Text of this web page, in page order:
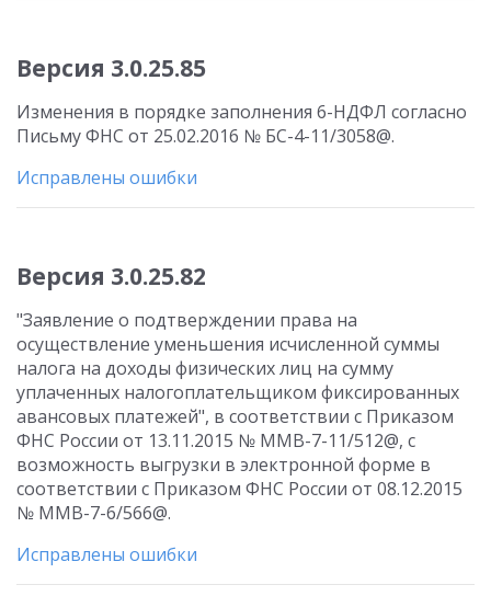
Версия 3.0.25.85
Изменения в порядке заполнения 6-НДФЛ согласно
Письму ФНС от 25.02.2016 № БС-4-11/3058@.
Исправлены ошибки
Версия 3.0.25.82
"Заявление о подтверждении права на
осуществление уменьшения исчисленной суммы
налога на доходы физических лиц на сумму
уплаченных налогоплательщиком фиксированных
авансовых платежей", в соответствии с Приказом
ФНС России от 13.11.2015 № ММВ-7-11/512@, с
возможность выгрузки в электронной форме в
соответствии с Приказом ФНС России от 08.12.2015
№ ММВ-7-6/566@.
Исправлены ошибки